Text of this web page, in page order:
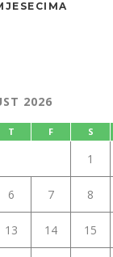
2026
T F S
1
6 7 8
13 14 15